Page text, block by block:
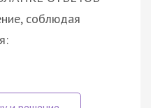
соблюдая